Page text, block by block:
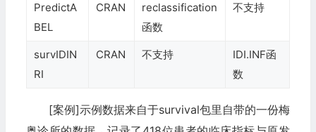
PredictA
BEL
CRAN
reclassification
函数
不支持
survIDIN
RI
CRAN 不支持
IDI.INF函
数
[案例]示例数据来自于survival包里自带的一份梅